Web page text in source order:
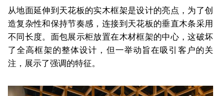
从地面延伸到天花板的实木框架是设计的亮点，为了创
造复杂性和保持节奏感，连接到天花板的垂直木条采用
不同长度。面包展示柜放置在木材框架的中心，这破坏
了全高框架的整体设计，但一举动旨在吸引客户的关
注，展示了强调的特征。